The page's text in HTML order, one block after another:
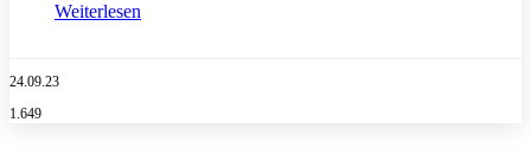
Weiterlesen
24.09.23
1.649